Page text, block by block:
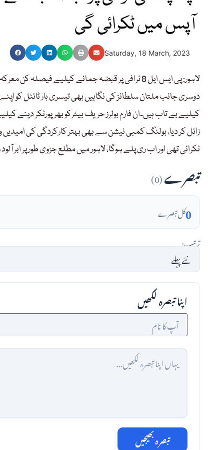
آپس میں ٹکرائی گی
Saturday, 18 March, 2023
لاہور: پی ایس ایل 8 ٹرافی پر قبضہ جمانے کیلیے
دوسری جانب ملتان سلطانز کی نگاہیں بھی تیسری بار ٹائٹل کو
کیلیے بے تاب ہیں۔ان فارم بولرز حریف بیٹرکو بھرپورٹکر دینے
زائل کر دیا، بولنگ کمبی نیشن سے بھی بہتر کارکردگی کی
ٹکرائی تھی اور اب ری پلے ہوگا، لاہور میں مطلع جزوی طور پر ابر
تبصرے(0)
0کل تبصرے
ترتیب:
اپنا تبصرہ لکھیں
تبصرہ بھیجیں